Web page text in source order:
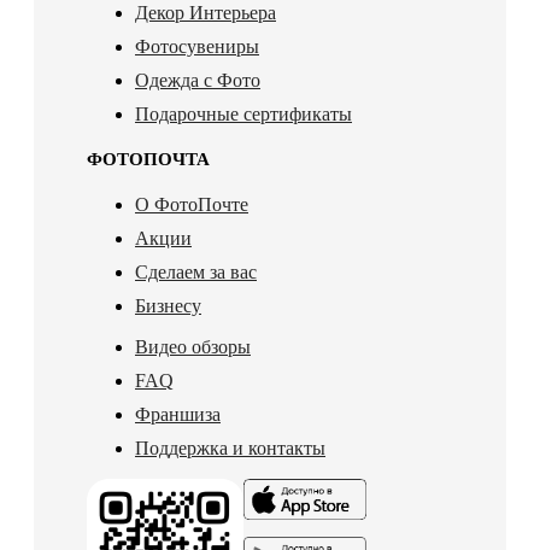
Декор Интерьера
Фотосувениры
Одежда с Фото
Подарочные сертификаты
ФОТОПОЧТА
О ФотоПочте
Акции
Сделаем за вас
Бизнесу
Видео обзоры
FAQ
Франшиза
Поддержка и контакты